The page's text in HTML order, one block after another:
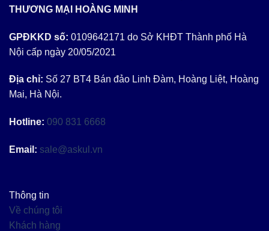
THƯƠNG MẠI HOÀNG MINH
GPĐKKD số: 0109642171 do Sở KHĐT Thành phố Hà
Nội cấp ngày 20/05/2021
Địa chỉ: Số 27 BT4 Bán đảo Linh Đàm, Hoàng Liệt, Hoàng
Mai, Hà Nội.
Hotline: 090 831 6668
Email: sale@askul.vn
Thông tin
Về chúng tôi
Khách hàng